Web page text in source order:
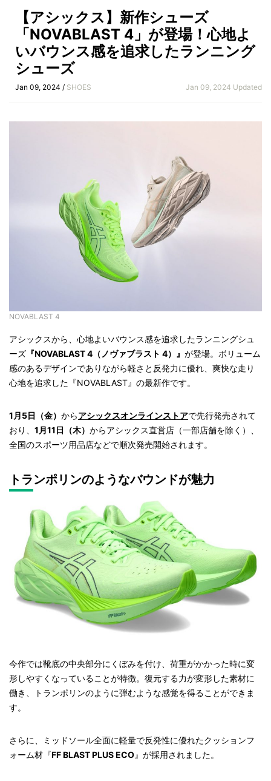
【アシックス】新作シューズ
「NOVABLAST 4」が登場！心地よ
いバウンス感を追求したランニング
シューズ
Jan 09, 2024 / SHOES Jan 09, 2024 Updated
NOVABLAST 4
アシックスから、心地よいバウンス感を追求したランニングシュ
ーズ 『NOVABLAST 4（ノヴァブラスト 4）』 が登場。ボリューム
感のあるデザインでありながら軽さと反発力に優れ、爽快な走り
心地を追求した『NOVABLAST』の最新作です。
1月5日（金） からアシックスオンラインストアで先行発売されて
おり、 1月11日（木） からアシックス直営店（一部店舗を除く）、
全国のスポーツ用品店などで順次発売開始されます。
トランポリンのようなバウンドが魅力
今作では靴底の中央部分にくぼみを付け、荷重がかかった時に変
形しやすくなっていることが特徴。復元する力が変形した素材に
働き、トランポリンのように弾むような感覚を得ることができま
す。
さらに、ミッドソール全面に軽量で反発性に優れたクッションフ
ォーム材『FF BLAST PLUS ECO』が採用されました。